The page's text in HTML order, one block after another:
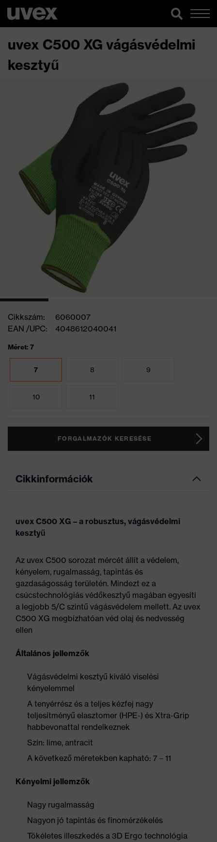
uvex C500 XG vágásvédelmi
kesztyű
Cikkszám:
6060007
EAN /UPC:
4048612040041
Méret: 7
7 8 9
10 11
FORGALMAZÓK KERESÉSE
Cikkinformációk
uvex C500 XG – a robusztus, vágásvédelmi
kesztyű
Az uvex C500 sorozat mércét állít a védelem,
kényelem, rugalmasság, tapintás és
gazdaságosság területén. Mindezt ez a
csúcstechnológiás védőkesztyű magában egyesíti
a legjobb 5/C szintű vágásvédelem mellett. Az uvex
C500 XG megbízhatóan véd olaj és nedvesség
ellen
Általános jellemzők
Vágásvédelmi kesztyű kiváló viselési
kényelemmel
A tenyérrész és a teljes kézfej nagy
teljesítményű elasztomer (HPE-) és Xtra-Grip
habbevonattal rendelkeznek
Szín: lime, antracit
A következő méretekben kapható: 7 – 11
Kényelmi jellemzők
Nagy rugalmasság
Nagyon jó tapintás és finomérzékelés
Tökéletes illeszkedés a 3D Ergo technológia